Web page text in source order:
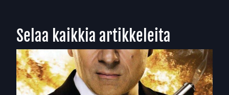
Selaa kaikkia artikkeleita